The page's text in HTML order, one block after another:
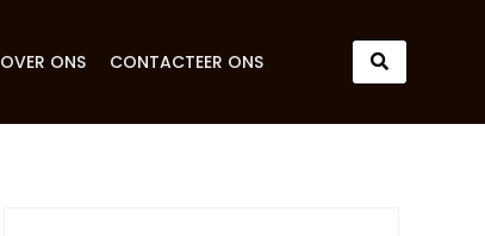
OVER ONS CONTACTEER ONS